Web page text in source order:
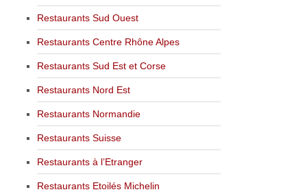
Restaurants Sud Ouest
Restaurants Centre Rhône Alpes
Restaurants Sud Est et Corse
Restaurants Nord Est
Restaurants Normandie
Restaurants Suisse
Restaurants à l’Etranger
Restaurants Etoilés Michelin